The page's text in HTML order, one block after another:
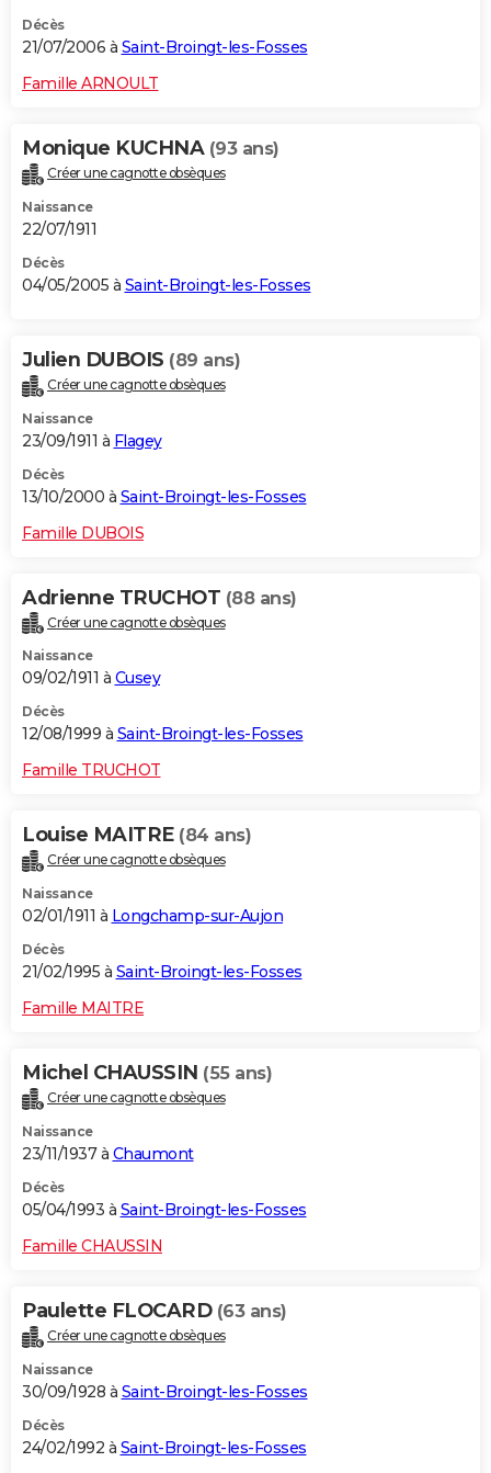
Décès
21/07/2006 à Saint-Broingt-les-Fosses
Famille ARNOULT
Monique KUCHNA (93 ans)
Créer une cagnotte obsèques
Naissance
22/07/1911
Décès
04/05/2005 à Saint-Broingt-les-Fosses
Julien DUBOIS (89 ans)
Créer une cagnotte obsèques
Naissance
23/09/1911 à Flagey
Décès
13/10/2000 à Saint-Broingt-les-Fosses
Famille DUBOIS
Adrienne TRUCHOT (88 ans)
Créer une cagnotte obsèques
Naissance
09/02/1911 à Cusey
Décès
12/08/1999 à Saint-Broingt-les-Fosses
Famille TRUCHOT
Louise MAITRE (84 ans)
Créer une cagnotte obsèques
Naissance
02/01/1911 à Longchamp-sur-Aujon
Décès
21/02/1995 à Saint-Broingt-les-Fosses
Famille MAITRE
Michel CHAUSSIN (55 ans)
Créer une cagnotte obsèques
Naissance
23/11/1937 à Chaumont
Décès
05/04/1993 à Saint-Broingt-les-Fosses
Famille CHAUSSIN
Paulette FLOCARD (63 ans)
Créer une cagnotte obsèques
Naissance
30/09/1928 à Saint-Broingt-les-Fosses
Décès
24/02/1992 à Saint-Broingt-les-Fosses